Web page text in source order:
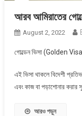
আরব আমিরাতের
August 2, 2022
গোল্ডেন ভিসা (Golden Visa)
এই ভিসা থাকলে বিদেশী
এবং কাজ বা পড়াশোনার করার
আরও পড়ুন